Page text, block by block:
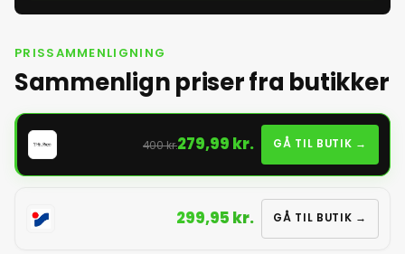
PRISSAMMENLIGNING
Sammenlign priser fra butikker
400 kr.279,99 kr. GÅ TIL BUTIK →
299,95 kr. GÅ TIL BUTIK →